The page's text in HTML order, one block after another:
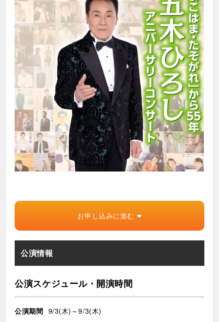
お申し込みに進む
公演情報
公演スケジュール・開演時間
公演期間 9/3(木)～9/3(木)